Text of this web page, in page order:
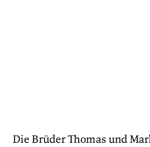
Die Brüder Thomas und